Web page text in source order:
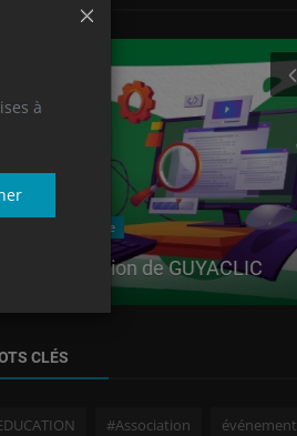
à
Intervention de GUYACLIC
CLÉS
#Association événement